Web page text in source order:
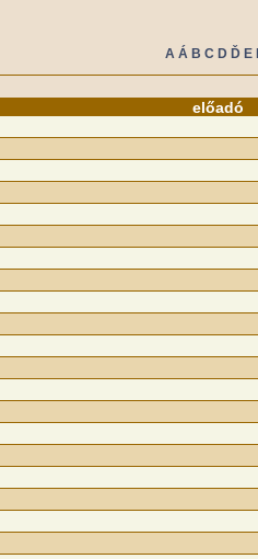
A Á B C D Ď E
előadó